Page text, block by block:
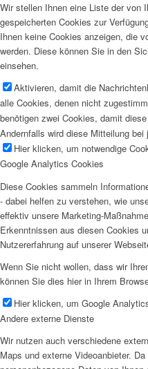
Wir stellen Ihnen eine Liste der von
gespeicherten Cookies zur
Ihnen keine Cookies anzeigen, die
werden. Diese können Sie in den
einsehen.
Aktivieren, damit die
alle Cookies, denen nicht
benötigen zwei Cookies, damit
Andernfalls wird diese Mitteilung
Hier klicken, um notwendige
Google Analytics Cookies
Diese Cookies sammeln
- dabei helfen zu verstehen, wie
effektiv unsere Marketing-
Erkenntnissen aus diesen Cookies
Nutzererfahrung auf unserer
Wenn Sie nicht wollen, dass wir
können Sie dies hier in Ihrem
Hier klicken, um Google
Andere externe Dienste
Wir nutzen auch verschiedene
Maps und externe Videoanbieter.